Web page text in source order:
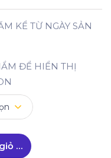
KỂ TỪ NGÀY SẢN
ĐỂ HIỂN THỊ
hàng